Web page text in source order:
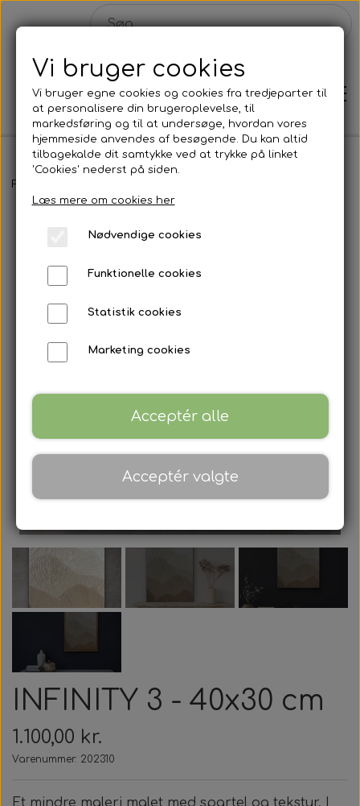
Shop
Malerier
Plakater
Blog
Om
Forside
INFINITY 3 - 40x30 cm
1.100,00 kr.
Varenummer: 202310
Et mindre maleri malet med spartel og tekstur. I
Vi bruger cookies
Vi bruger egne cookies og cookies fra tredjeparter til
at personalisere din brugeroplevelse, til
markedsføring og til at undersøge, hvordan vores
hjemmeside anvendes af besøgende. Du kan altid
tilbagekalde dit samtykke ved at trykke på linket
'Cookies' nederst på siden.
Læs mere om cookies her
Nødvendige cookies
Funktionelle cookies
Statistik cookies
Marketing cookies
Acceptér alle
Acceptér valgte